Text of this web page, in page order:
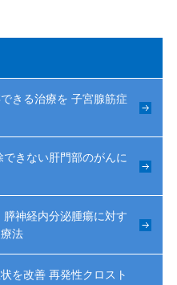
きる治療を 子宮腺筋症
きない肝門部のがんに
神経内分泌腫瘍に対す
法
を改善 再発性クロスト